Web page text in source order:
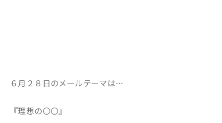
６月２８日のメールテーマは…
『理想の〇〇』